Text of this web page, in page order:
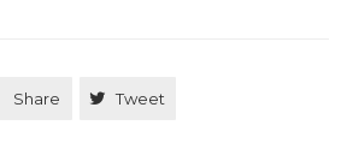
Share  Tweet